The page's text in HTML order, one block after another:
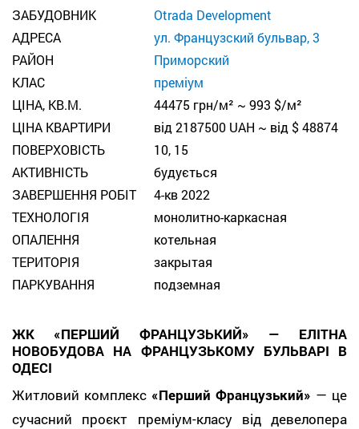
ЗАБУДОВНИК
Otrada Development
АДРЕСА
ул. Французский бульвар, 3
РАЙОН
Приморский
КЛАС
преміум
ЦІНА, КВ.М.
44475 грн/м² ~ 993 $/м²
ЦІНА КВАРТИРИ
від 2187500 UAH ~ від $ 48874
ПОВЕРХОВІСТЬ
10, 15
АКТИВНІСТЬ
будується
ЗАВЕРШЕННЯ РОБІТ
4-кв 2022
ТЕХНОЛОГІЯ
монолитно-каркасная
ОПАЛЕННЯ
котельная
TЕРИТОРІЯ
закрытая
ПАРКУВАННЯ
подземная
ЖК «ПЕРШИЙ ФРАНЦУЗЬКИЙ» — ЕЛІТНА
НОВОБУДОВА НА ФРАНЦУЗЬКОМУ БУЛЬВАРІ В
ОДЕСІ
Житловий комплекс «Перший Французький» — це
сучасний проєкт преміум-класу від девелопера